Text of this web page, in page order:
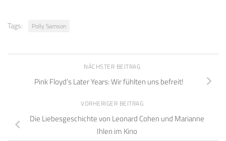
Tags: Polly Samson
NÄCHSTER BEITRAG
Pink Floyd’s Later Years: Wir fühlten uns befreit!
VORHERIGER BEITRAG
Die Liebesgeschichte von Leonard Cohen und Marianne
Ihlen im Kino